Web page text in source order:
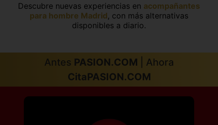
Descubre nuevas experiencias en acompañantes
para hombre Madrid, con más alternativas
disponibles a diario.
Antes PASION.COM | Ahora
CitaPASION.COM